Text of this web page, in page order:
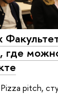
где
pitch,